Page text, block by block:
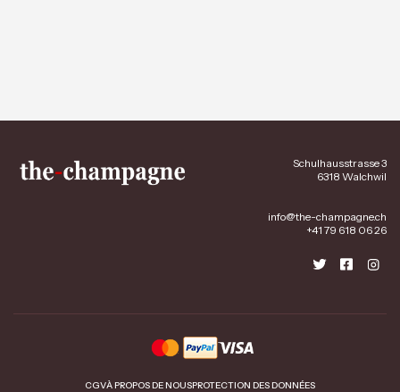
Schulhausstrasse 3
6318 Walchwil
info@the-champagne.ch
+41 79 618 06 26
CGVÀ PROPOS DE NOUSPROTECTION DES DONNÉES